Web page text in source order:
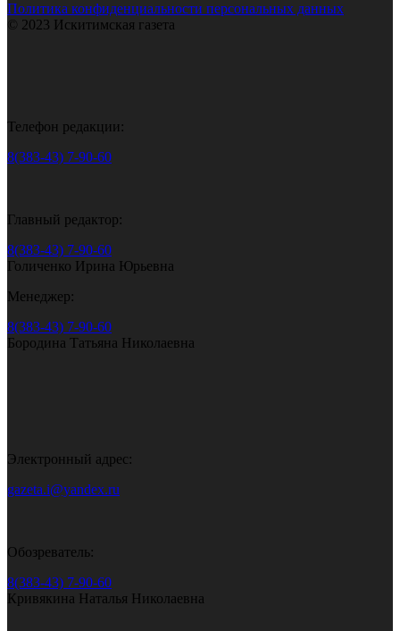
Политика конфиденциальности персональных данных
© 2023 Искитимская газета
Телефон редакции:
8(383-43) 7-90-60
Главный редактор:
8(383-43) 7-90-60
Голиченко Ирина Юрьевна
Менеджер:
8(383-43) 7-90-60
Бородина Татьяна Николаевна
Электронный адрес:
gazeta.i@yandex.ru
Обозреватель:
8(383-43) 7-90-60
Кривякина Наталья Николаевна